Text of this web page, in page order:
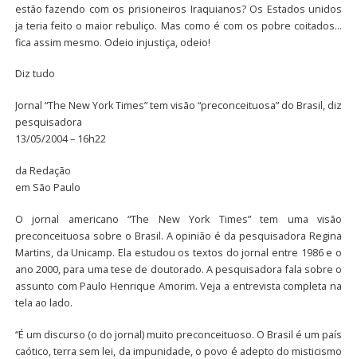
estão fazendo com os prisioneiros Iraquianos? Os Estados unidos
ja teria feito o maior rebuliço. Mas como é com os pobre coitados…
fica assim mesmo. Odeio injustiça, odeio!
Diz tudo
Jornal “The New York Times” tem visão “preconceituosa” do Brasil, diz
pesquisadora
13/05/2004 – 16h22
da Redação
em São Paulo
O jornal americano “The New York Times” tem uma visão
preconceituosa sobre o Brasil. A opinião é da pesquisadora Regina
Martins, da Unicamp. Ela estudou os textos do jornal entre 1986 e o
ano 2000, para uma tese de doutorado. A pesquisadora fala sobre o
assunto com Paulo Henrique Amorim. Veja a entrevista completa na
tela ao lado.
“É um discurso (o do jornal) muito preconceituoso. O Brasil é um país
caótico, terra sem lei, da impunidade, o povo é adepto do misticismo